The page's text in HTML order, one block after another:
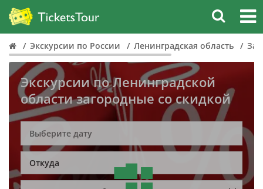
Экскурсии по России Ленинградская область
Экскурсии по Ленинградской
области загородные со скидкой
Откуда